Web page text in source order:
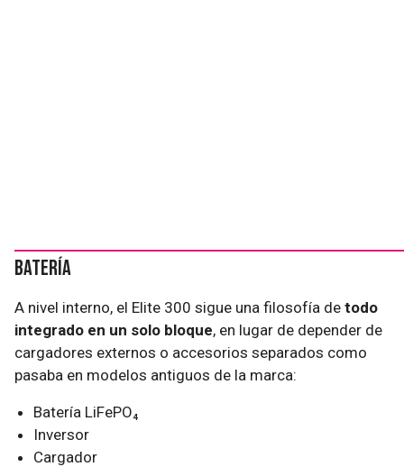
Batería
A nivel interno, el Elite 300 sigue una filosofía de todo
integrado en un solo bloque, en lugar de depender de
cargadores externos o accesorios separados como
pasaba en modelos antiguos de la marca:
Batería LiFePO₄
Inversor
Cargador